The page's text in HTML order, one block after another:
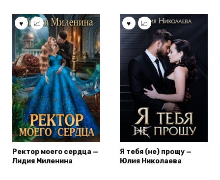
Ректор моего сердца —
Лидия Миленина
Я тебя (не) прощу —
Юлия Николаева